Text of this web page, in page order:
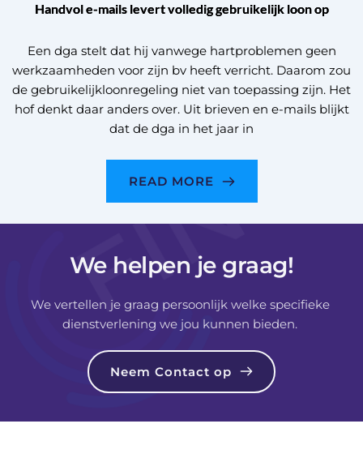
Handvol e-mails levert volledig gebruikelijk loon op
Een dga stelt dat hij vanwege hartproblemen geen
werkzaamheden voor zijn bv heeft verricht. Daarom zou
de gebruikelijkloonregeling niet van toepassing zijn. Het
hof denkt daar anders over. Uit brieven en e-mails blijkt
dat de dga in het jaar in
READ MORE
We helpen je graag!
We vertellen je graag persoonlijk welke specifieke
dienstverlening we jou kunnen bieden.
Neem Contact op